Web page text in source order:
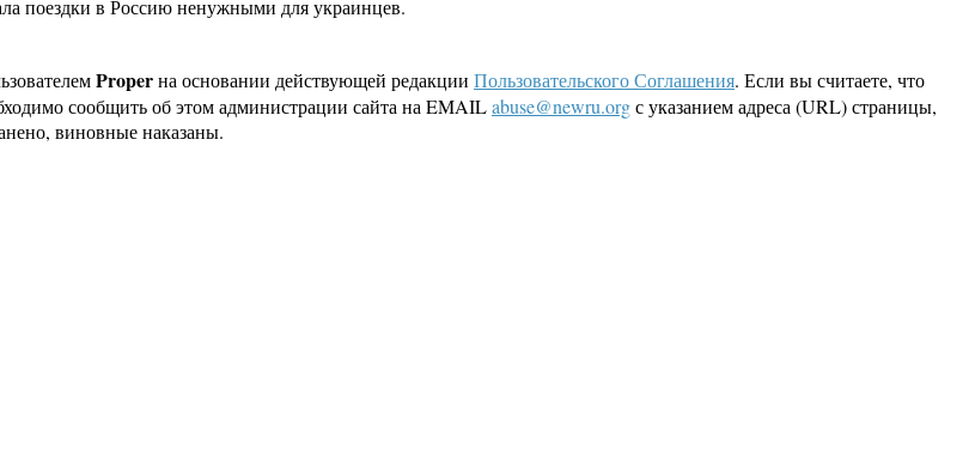
поездки в Россию ненужными для украинцев.
Properна основании действующей редакции Пользовательского Соглашения. Если вы считаете, что
сообщить об этом администрации сайта на EMAILabuse@newru.orgс указанием адреса (URL) страницы,
виновные наказаны.